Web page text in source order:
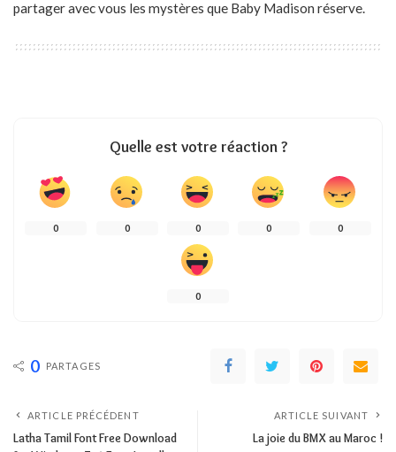
partager avec vous les mystères que Baby Madison réserve.
Quelle est votre réaction ?
0 0 0 0 0
0
0 PARTAGES
ARTICLE PRÉCÉDENT
Latha Tamil Font Free Download
ARTICLE SUIVANT
La joie du BMX au Maroc !